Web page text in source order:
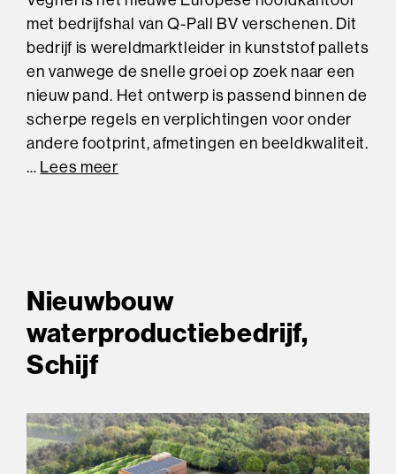
met bedrijfshal van Q-Pall BV verschenen. Dit
bedrijf is wereldmarktleider in kunststof pallets
en vanwege de snelle groei op zoek naar een
nieuw pand. Het ontwerp is passend binnen de
scherpe regels en verplichtingen voor onder
andere footprint, afmetingen en beeldkwaliteit.
… Lees meer
Nieuwbouw
waterproductiebedrijf,
Schijf